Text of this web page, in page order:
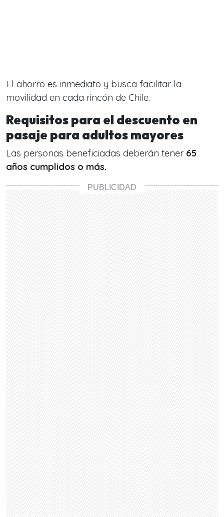
El ahorro es inmediato y busca facilitar la
movilidad en cada rincón de Chile.
Requisitos para el descuento en
pasaje para adultos mayores
Las personas beneficiadas deberán tener 65
años cumplidos o más.